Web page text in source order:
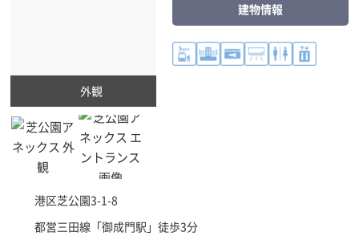
外観
港区芝公園3-1-8
都営三田線「御成門駅 」徒歩3分
建物情報